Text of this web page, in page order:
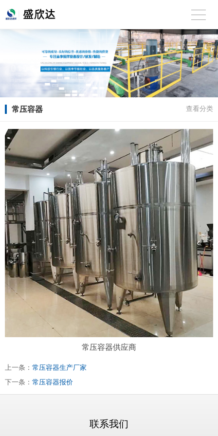
常压容器 查看分类
常压容器供应商
上一条： 常压容器生产厂家
下一条： 常压容器报价
联系我们